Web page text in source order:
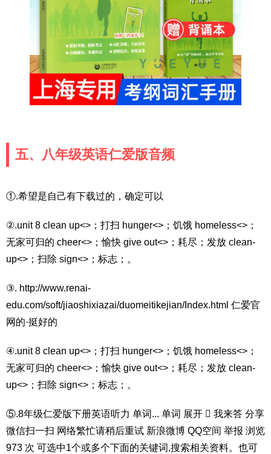
五、八年级英语仁爱版音频
①.希望是自己有下载过的，确定可以
②.unit 8 clean up<>；打扫 hunger<>；饥饿 homeless<>；
无家可归的 cheer<>；愉快 give out<>；耗尽；发放 clean-
up<>；扫除 sign<>；标志；。
③. http://www.renai-
edu.com/soft/jiaoshixiazai/duomeitikejian/Index.html 仁爱官
网的·挺好的
④.unit 8 clean up<>；打扫 hunger<>；饥饿 homeless<>；
无家可归的 cheer<>；愉快 give out<>；耗尽；发放 clean-
up<>；扫除 sign<>；标志；。
⑤.8年级仁爱版下册英语听力 单词... 单词 展开  我来答 分享
微信扫一扫 网络繁忙请稍后重试 新浪微博 QQ空间 举报 浏览
973 次 可选中1个或多个下面的关键词,搜索相关资料。也可